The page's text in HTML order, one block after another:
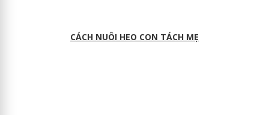
CÁCH NUÔI HEO CON TÁCH MẸ